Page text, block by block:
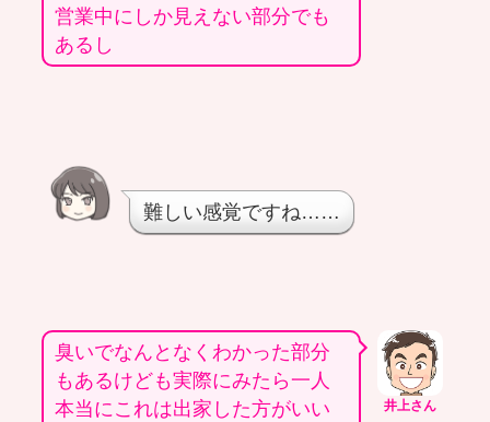
営業中にしか見えない部分でも
あるし
難しい感覚ですね……
井上さん
臭いでなんとなくわかった部分
もあるけども実際にみたら一人
本当にこれは出家した方がいい